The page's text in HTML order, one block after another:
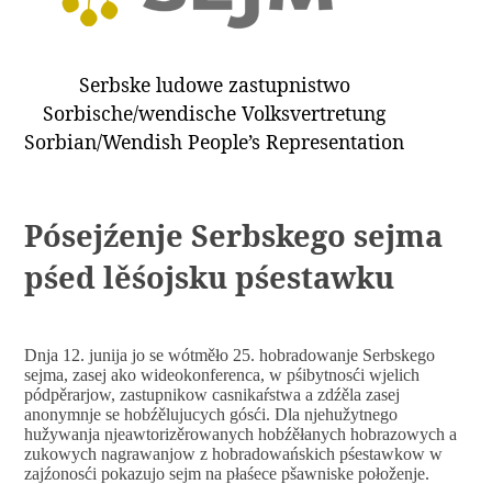
WÓTPÓSŁAŃCY
HUBĚRKI
Serbske ludowe zastupnistwo
Sorbische/wendische Volksvertretung
Sorbian/Wendish People’s Representation
Pósejźenje Serbskego sejma
pśed lěśojsku pśestawku
Dnja 12. junija jo se wótměło 25. hobradowanje Serbskego
sejma, zasej ako wideokonferenca, w pśibytnosći wjelich
pódpěrarjow, zastupnikow casnikaŕstwa a zdźěla zasej
anonymnje se hobźělujucych gósći. Dla njehužytnego
hužywanja njeawtorizěrowanych hobźěłanych hobrazowych a
zukowych nagrawanjow z hobradowańskich pśestawkow w
zajźonosći pokazujo sejm na płaśece pšawniske połoženje.